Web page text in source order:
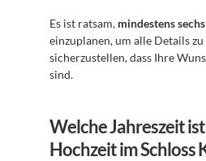
Es ist ratsam, mindestens
einzuplanen, um alle Details
sicherzustellen, dass Ihre
sind.
Welche Jahreszeit
Hochzeit im Schloss